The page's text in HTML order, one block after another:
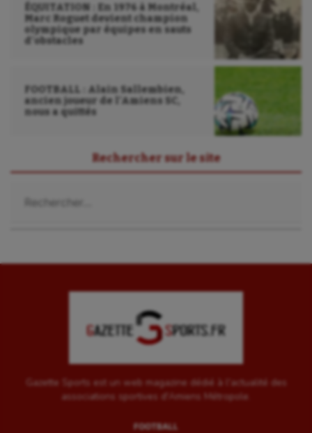
ÉQUITATION : En 1976 à Montréal,
Marc Roguet devient champion
olympique par équipes en sauts
d’obstacles
FOOTBALL : Alain Sallembien,
ancien joueur de l’Amiens SC,
nous a quittés
Rechercher sur le site
Gazette Sports est un web magazine dédié à l'actualité des
associations sportives d'Amiens Métropole.
FOOTBALL